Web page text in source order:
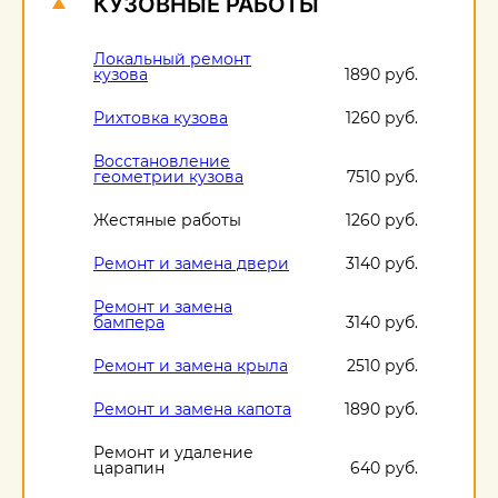
Локальный ремонт
кузова 1890 руб.
Рихтовка кузова 1260 руб.
Восстановление
геометрии кузова 7510 руб.
Жестяные работы 1260 руб.
Ремонт и замена двери 3140 руб.
Ремонт и замена
бампера 3140 руб.
Ремонт и замена крыла 2510 руб.
Ремонт и замена капота 1890 руб.
Ремонт и удаление
царапин 640 руб.